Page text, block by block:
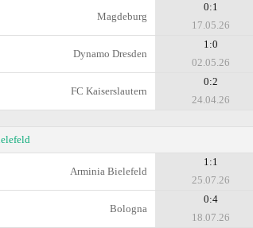
Magdeburg
0:1
17.05.26
Dynamo Dresden
1:0
02.05.26
FC Kaiserslautern
0:2
24.04.26
Arminia Bielefeld
1:1
25.07.26
Bologna
0:4
18.07.26